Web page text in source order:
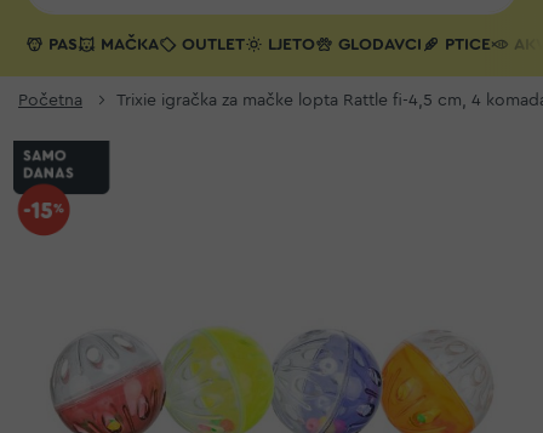
PAS MAČKA OUTLET LJETO GLODAVCI PTICE
Početna Trixie igračka za mačke lopta Rattle fi-4,5 cm, 4